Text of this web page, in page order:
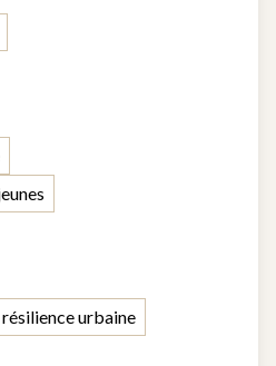
résilience urbaine